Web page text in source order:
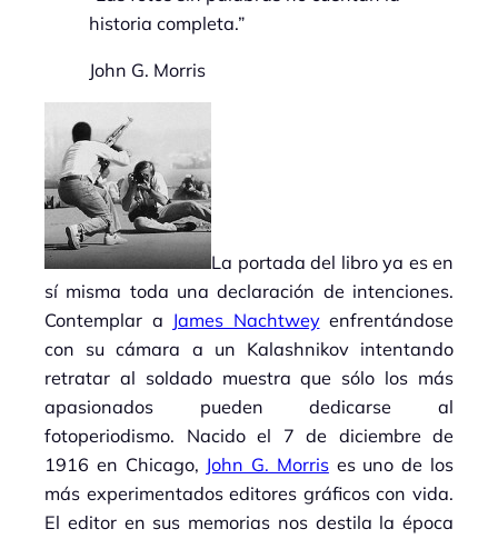
historia completa.”
John G. Morris
La portada del libro ya es en
sí misma toda una declaración de intenciones.
Contemplar a James Nachtweyenfrentándose
con su cámara a un Kalashnikov intentando
retratar al soldado muestra que sólo los más
apasionados pueden dedicarse al
fotoperiodismo. Nacido el 7 de diciembre de
1916 en Chicago, John G. Morrises uno de los
más experimentados editores gráficos con vida.
El editor en sus memorias nos destila la época